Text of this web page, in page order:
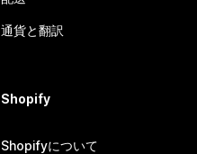
通貨と翻訳
Shopify
Shopifyについて